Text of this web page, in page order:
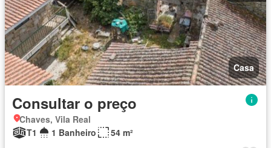
Casa
Consultar o preço
Chaves, Vila Real
T1
1 Banheiro 54 m²